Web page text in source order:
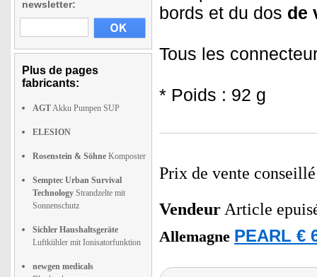
newsletter:
Plus de pages
fabricants:
AGTAkku Pumpen SUP
ELESION
Rosenstein & Söhne Komposter
Semptec Urban Survival
Technology Strandzelte mit
Sonnenschutz
Sichler Haushaltsgeräte
Luftkühler mit Ionisatorfunktion
newgen medicals
bords et du dos de
Tous les
* Poids : 92 g
Prix de vente
Vendeur Article
Allemagne PEARL €